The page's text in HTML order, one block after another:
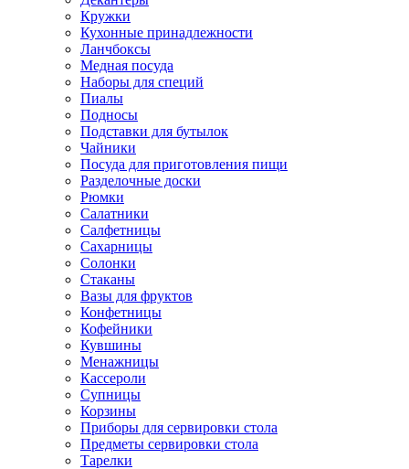
Кружки
Кухонные принадлежности
Ланчбоксы
Медная посуда
Наборы для специй
Пиалы
Подносы
Подставки для бутылок
Чайники
Посуда для приготовления пищи
Разделочные доски
Рюмки
Салатники
Салфетницы
Сахарницы
Солонки
Стаканы
Вазы для фруктов
Конфетницы
Кофейники
Кувшины
Менажницы
Кассероли
Супницы
Корзины
Приборы для сервировки стола
Предметы сервировки стола
Тарелки